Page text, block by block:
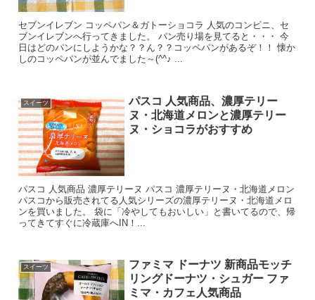
セブンイレブン コッペパン＆ガトーショコラ 人気のコンビニ、セ
ブンイレブンへ行ってきました。 パン売り場を見てると・・・ 今
日はどのパンにしようかな？？ん？？コッペパンがあるぞ！！ 懐か
しのコッペパンが並んでました～(^^♪ ...
スイーツ
パスコ 人気商品、濃厚テリー
ヌ・北海道メロンと濃厚テリー
ヌ・ショコラがおすすめ
パスコ 人気商品 濃厚テリーヌ パスコ 濃厚テリーヌ・北海道メロン
パスコから販売されてる人気シリーズの濃厚テリーヌ・北海道メロ
ンを買いました。 袋に「冷やしてもおいしい」と書いてるので、帰
ってきてすぐに冷蔵庫へIN！...
スイーツ
ファミマ ドーナツ 新商品モッチ
リングドーナツ・シュガー ファ
ミマ・カフェ人気商品